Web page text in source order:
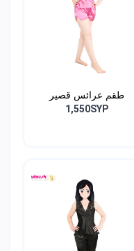
طقم عرائس قصير
1,550SYP